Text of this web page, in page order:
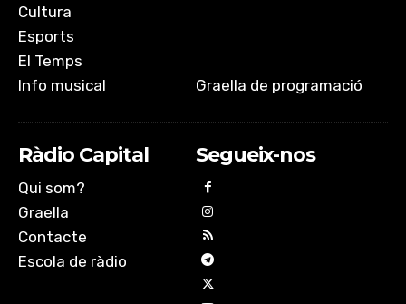
Cultura
Esports
El Temps
Info musical
Graella de programació
Ràdio Capital
Qui som?
Graella
Contacte
Escola de ràdio
Segueix-nos